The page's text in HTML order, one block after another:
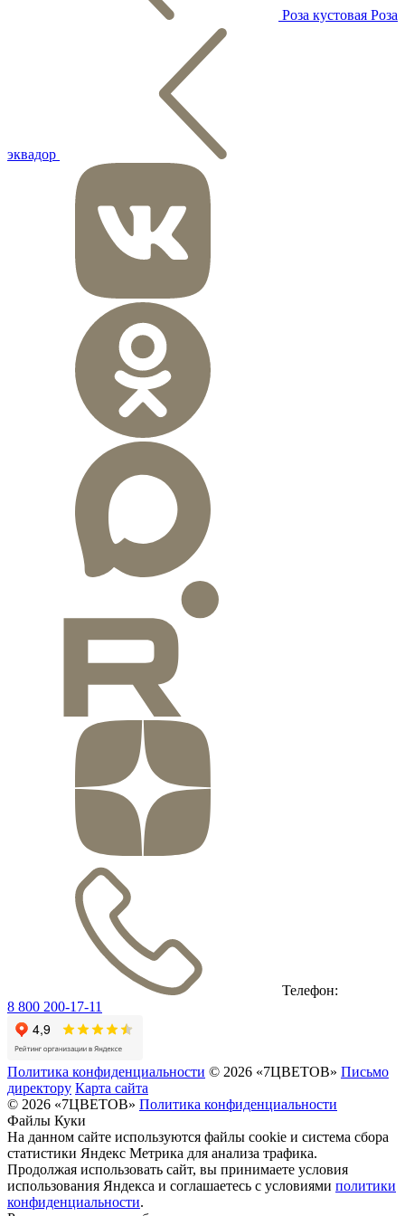
Роза кустовая Роза
эквадор
Телефон:
8 800 200-17-11
Политика конфиденциальности © 2026 «7ЦВЕТОВ» Письмо
директору Карта сайта
© 2026 «7ЦВЕТОВ» Политика конфиденциальности
Файлы Куки
На данном сайте используются файлы cookie и система сбора
статистики Яндекс Метрика для анализа трафика.
Продолжая использовать сайт, вы принимаете условия
использования Яндекса и соглашаетесь с условиями политики
конфиденциальности.